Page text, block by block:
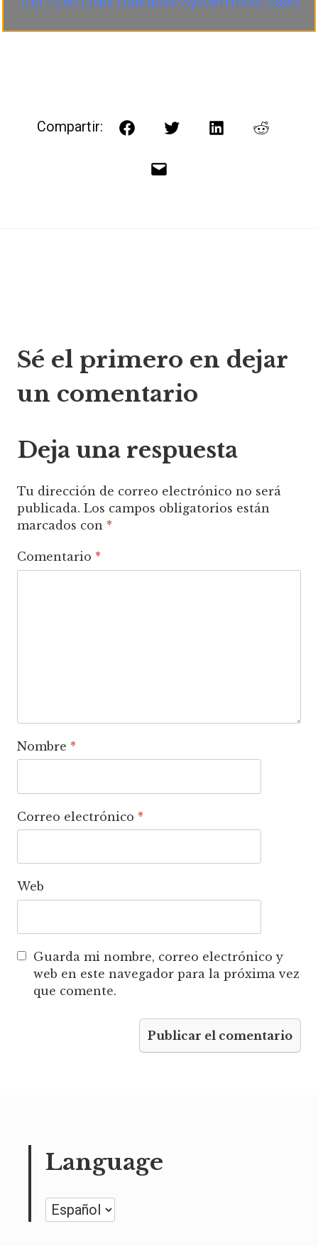
Compartir: FacebookTwitterLinkedInReddit
Correo
de
Sé el primero en dejar
un comentario
Deja una respuesta
Tu dirección de correo electrónico no será
publicada. Los campos obligatorios están
marcados con *
Comentario *
Nombre *
Correo electrónico *
Web
Guarda mi nombre, correo electrónico y
web en este navegador para la próxima vez
que comente.
Language
Language